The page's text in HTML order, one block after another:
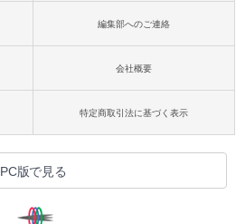
編集部へのご連絡
会社概要
特定商取引法に基づく表示
PC版で見る